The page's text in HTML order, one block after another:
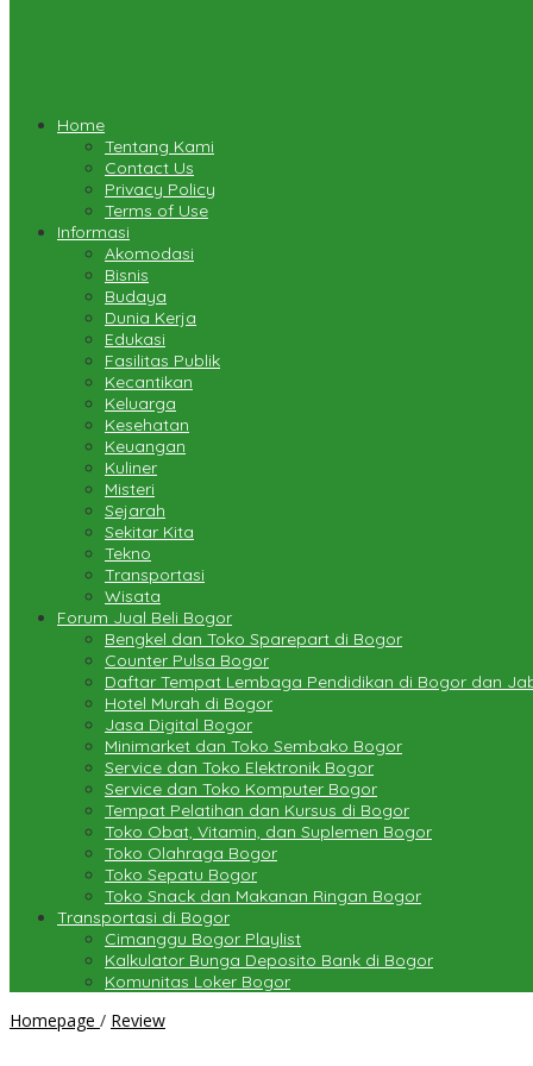
Home
Tentang Kami
Contact Us
Privacy Policy
Terms of Use
Informasi
Akomodasi
Bisnis
Budaya
Dunia Kerja
Edukasi
Fasilitas Publik
Kecantikan
Keluarga
Kesehatan
Keuangan
Kuliner
Misteri
Sejarah
Sekitar Kita
Tekno
Transportasi
Wisata
Forum Jual Beli Bogor
Bengkel dan Toko Sparepart di Bogor
Counter Pulsa Bogor
Daftar Tempat Lembaga Pendidikan di Bogor dan
Hotel Murah di Bogor
Jasa Digital Bogor
Minimarket dan Toko Sembako Bogor
Service dan Toko Elektronik Bogor
Service dan Toko Komputer Bogor
Tempat Pelatihan dan Kursus di Bogor
Toko Obat, Vitamin, dan Suplemen Bogor
Toko Olahraga Bogor
Toko Sepatu Bogor
Toko Snack dan Makanan Ringan Bogor
Transportasi di Bogor
Cimanggu Bogor Playlist
Kalkulator Bunga Deposito Bank di Bogor
Komunitas Loker Bogor
Homepage / ReviewTempat